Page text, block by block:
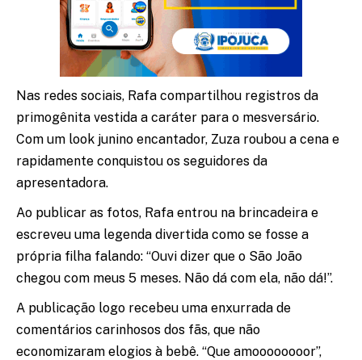
Nas redes sociais, Rafa compartilhou registros da
primogênita vestida a caráter para o mesversário.
Com um look junino encantador, Zuza roubou a cena e
rapidamente conquistou os seguidores da
apresentadora.
Ao publicar as fotos, Rafa entrou na brincadeira e
escreveu uma legenda divertida como se fosse a
própria filha falando: “Ouvi dizer que o São João
chegou com meus 5 meses. Não dá com ela, não dá!”.
A publicação logo recebeu uma enxurrada de
comentários carinhosos dos fãs, que não
economizaram elogios à bebê. “Que amoooooooor”,